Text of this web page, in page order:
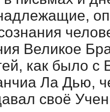
Великое
как было с
Ла Дью,
своё